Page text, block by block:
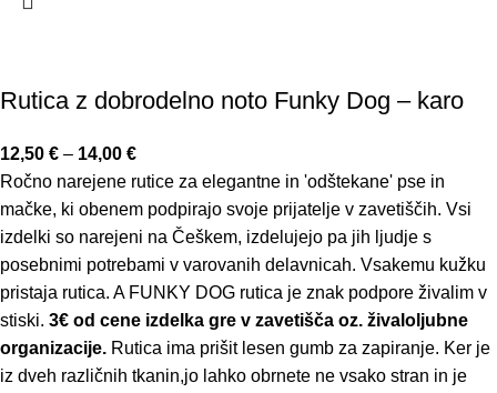
Rutica z dobrodelno noto Funky Dog – karo
12,50 € – 14,00 €
Ročno narejene rutice za elegantne in 'odštekane' pse in
mačke, ki obenem podpirajo svoje prijatelje v zavetiščih. Vsi
izdelki so narejeni na Češkem, izdelujejo pa jih ljudje s
posebnimi potrebami v varovanih delavnicah. Vsakemu kužku
pristaja rutica. A FUNKY DOG rutica je znak podpore živalim v
stiski. 3€ od cene izdelka gre v zavetišča oz. živaloljubne
organizacije. Rutica ima prišit lesen gumb za zapiranje. Ker je
iz dveh različnih tkanin,jo lahko obrnete ne vsako stran in je